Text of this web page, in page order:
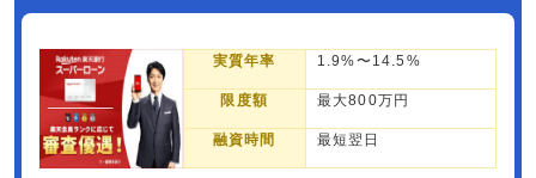
実質年率 1.9%〜14.5%
限度額 最大800万円
融資時間 最短翌日